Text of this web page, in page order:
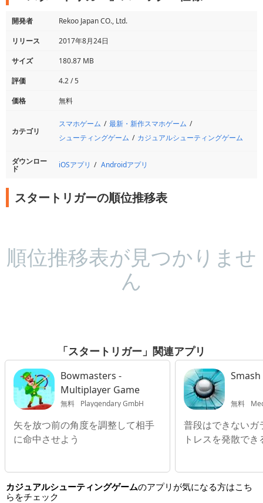
開発者
Rekoo Japan CO., Ltd.
リリース
2017年8月24日
サイズ
180.87 MB
評価
4.2 / 5
価格
無料
カテゴリ
スマホゲーム
最新・新作スマホゲーム
シューティングゲーム
カジュアルシューティングゲーム
ダウンロー
ド iOSアプリ Androidアプリ
スタートリガーの順位推移表
順位推移表が見つかりませ
ん
「スタートリガー」関連アプリ
Bowmasters -
Multiplayer Game
無料 Playgendary GmbH
矢を放つ前の角度を調整して相手
に命中させよう
無料
普段はできないガ
トレスを発散でき
カジュアルシューティングゲームのアプリが気になる方はこち
らをチェック